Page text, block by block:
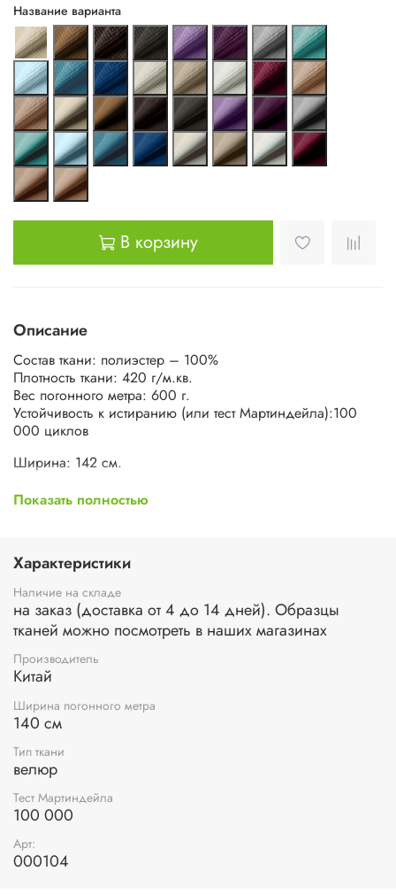
Название варианта
В корзину
Описание
Состав ткани: полиэстер – 100%
Плотность ткани: 420 г/м.кв.
Вес погонного метра: 600 г.
Устойчивость к истиранию (или тест Мартиндейла):100
000 циклов
Ширина: 142 см.
Коллекции Даймонд и Зизи - это мягкие и бархатистые
велюры с высокими эксплуатационными свойствами.
простые в уходе. Коллекция Даймонд и Зизи
представлена в двух видах дизайна, которые прекрасно
сочетаются друг с другом, позволяя создать роскошный
интерьер.
Показать полностью
Характеристики
Наличие на складе
на заказ (доставка от 4 до 14 дней). Образцы
тканей можно посмотреть в наших магазинах
Производитель
Китай
Ширина погонного метра
140 см
Тип ткани
велюр
Тест Мартиндейла
100 000
Арт:
000104